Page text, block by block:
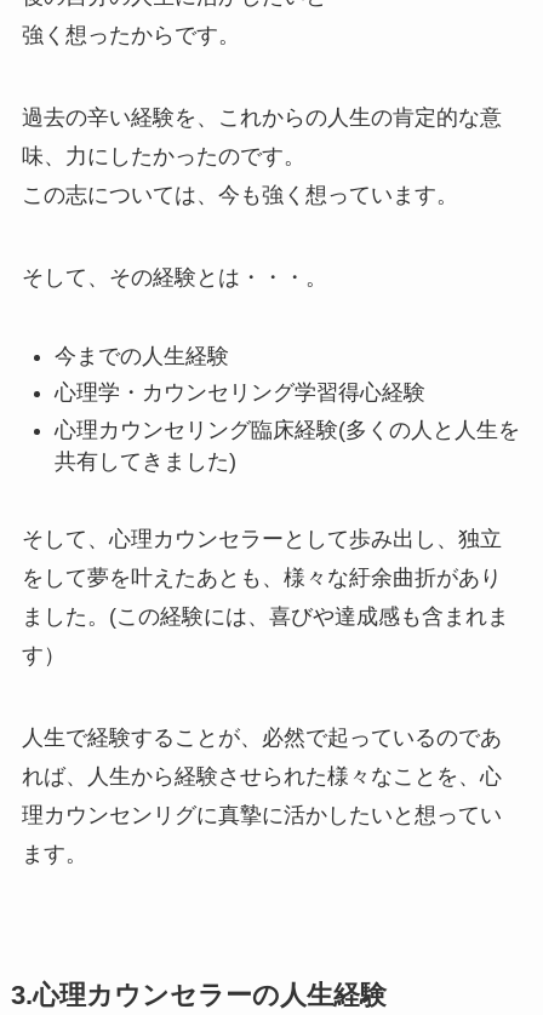
強く想ったからです。
過去の辛い経験を、これからの人生の肯定的な意
味、力にしたかったのです。
この志については、今も強く想っています。
そして、その経験とは・・・。
今までの人生経験
心理学・カウンセリング学習得心経験
心理カウンセリング臨床経験(多くの人と人生を
共有してきました)
そして、心理カウンセラーとして歩み出し、独立
をして夢を叶えたあとも、様々な紆余曲折があり
ました。(この経験には、喜びや達成感も含まれま
す）
人生で経験することが、必然で起っているのであ
れば、人生から経験させられた様々なことを、心
理カウンセンリグに真摯に活かしたいと想ってい
ます。
3.心理カウンセラーの人生経験